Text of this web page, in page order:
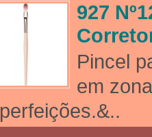
927
Pincel
em